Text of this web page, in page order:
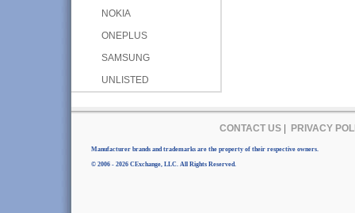
NOKIA
ONEPLUS
SAMSUNG
UNLISTED
CONTACT US| PRIVACY
Manufacturer brands and trademarks are the property of their respective owners.
© 2006 - 2026 CExchange, LLC. All Rights Reserved.